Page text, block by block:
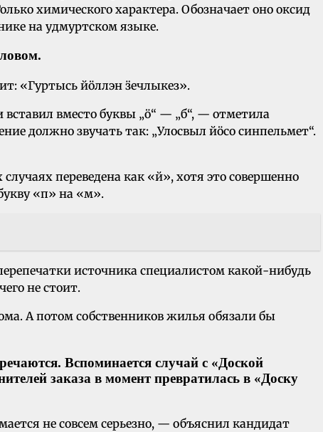
химического характера. Обозначает оно оксид
на удмуртском языке.
«Гуртысь йӧллэн ӟечлыкез».
вместо буквы „ӧ“ — „б“, — отметила
должно звучать так: „Улосвыл йӧсо синпельмет“.
переведена как «й», хотя это совершенно
«п» на «м».
источника специалистом какой-нибудь
не стоит.
А потом собственников жилья обязали бы
Вспоминается случай с «Доской
заказа в момент превратилась в «Доску
не совсем серьезно, — объяснил кандидат